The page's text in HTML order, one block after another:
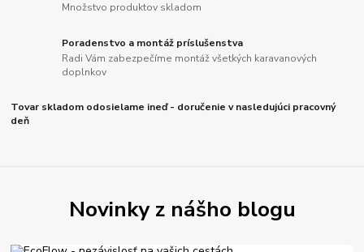
Množstvo produktov skladom
Poradenstvo a montáž príslušenstva
Radi Vám zabezpečíme montáž všetkých karavanových
doplnkov
Tovar skladom odosielame ineď - doručenie v nasledujúci pracovný
deň
Novinky z nášho blogu